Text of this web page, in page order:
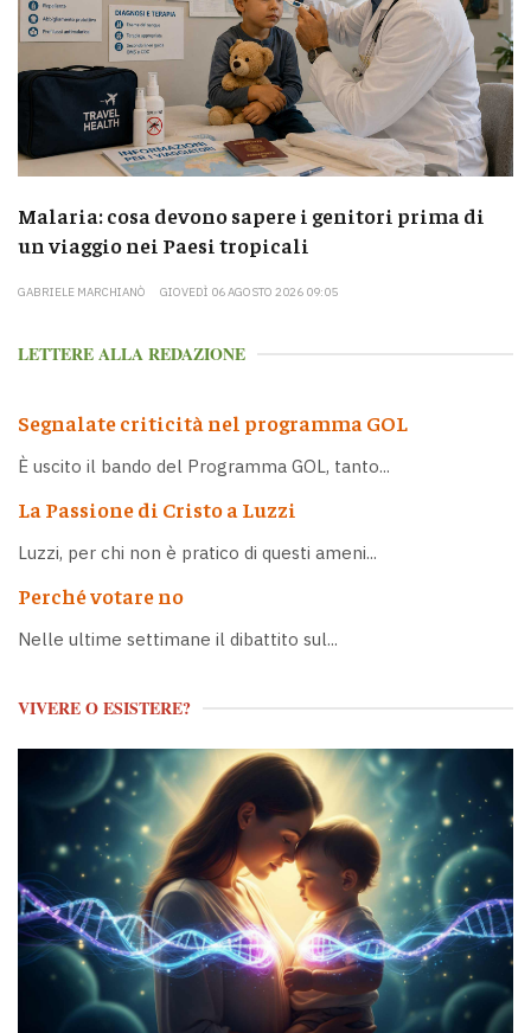
Malaria: cosa devono sapere i genitori prima di
un viaggio nei Paesi tropicali
GABRIELE MARCHIANÒ GIOVEDÌ 06 AGOSTO 2026 09:05
LETTERE ALLA REDAZIONE
Segnalate criticità nel programma GOL
È uscito il bando del Programma GOL, tanto...
La Passione di Cristo a Luzzi
Luzzi, per chi non è pratico di questi ameni...
Perché votare no
Nelle ultime settimane il dibattito sul...
VIVERE O ESISTERE?